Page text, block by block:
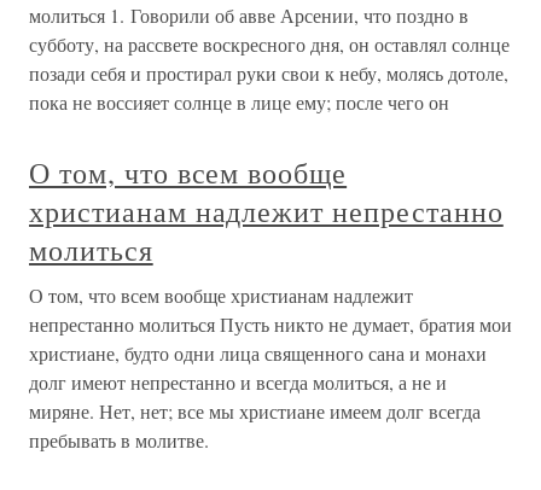
молиться 1. Говорили об авве Арсении, что поздно в
субботу, на рассвете воскресного дня, он оставлял солнце
позади себя и простирал руки свои к небу, молясь дотоле,
пока не воссияет солнце в лице ему; после чего он
О том, что всем вообще
христианам надлежит непрестанно
молиться
О том, что всем вообще христианам надлежит
непрестанно молиться Пусть никто не думает, братия мои
христиане, будто одни лица священного сана и монахи
долг имеют непрестанно и всегда молиться, а не и
миряне. Нет, нет; все мы христиане имеем долг всегда
пребывать в молитве.